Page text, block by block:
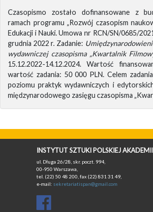
Czasopismo zostało dofinansowane z
ramach programu „Rozwój czasopism
Edukacji i Nauki. Umowa nr RCN/SN/0685/
grudnia 2022 r. Zadanie:
wydawniczej czasopisma „Kwartalnik
15.12.2022-14.12.2024. Wartość
wartość zadania: 50 000 PLN. Celem
poziomu praktyk wydawniczych i
międzynarodowego zasięgu czasopisma
INSTYTUT SZTUKI POLSKIEJ
ul. Długa 26/28, skr. poczt. 994,
00-950 Warszawa,
tel. (22) 50 48 200, fax (22) 831 31 49,
e-mail: sekretariatispan@gmail.com